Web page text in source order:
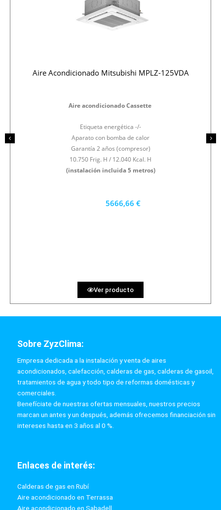
Aire Acondicionado Mitsubishi MPLZ-125VDA
Aire acondicionado Cassette
Etiqueta energética -/-
Aparato con bomba de calor
Garantía 2 años (compresor)
10.750 Frig. H / 12.040 Kcal. H
(instalación incluida 5 metros)
5666,66 €
Ver producto
Sobre ZyzClima:
Empresa dedicada a la instalación y venta de aires
acondicionados, calefacción, calderas de gas, calderas de gasoil,
tratamientos de agua y todo tipo de reformas domésticas y
comerciales.
Benefíciate de nuestras ofertas mensuales, nuestros precios
marcan un antes y un después, además ofrecemos financiación sin
intereses hasta en 3 años al 0 %.
Enlaces de interés:
Calderas de gas en Rubí
Aire acondicionado en Terrassa
Aire acondicionado en Sabadell